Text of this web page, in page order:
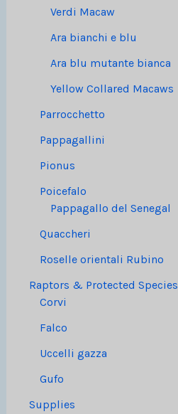
Verdi Macaw
Ara bianchi e blu
Ara blu mutante bianca
Yellow Collared Macaws
Parrocchetto
Pappagallini
Pionus
Poicefalo
Pappagallo del Senegal
Quaccheri
Roselle orientali Rubino
Raptors & Protected Species
Corvi
Falco
Uccelli gazza
Gufo
Supplies